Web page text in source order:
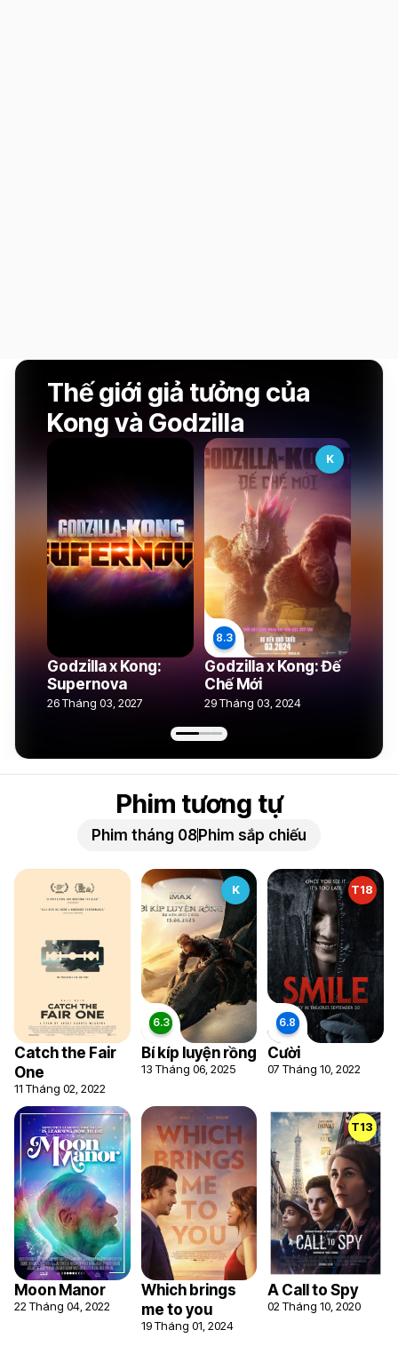
Thế giới giả tưởng của
Kong và Godzilla
Godzilla x Kong:
Supernova
26 Tháng 03, 2027
K
Godzilla x Kong: Đế
Chế Mới
29 Tháng 03, 2024
Phim tương tự
Phim tháng 08Phim sắp chiếu
Catch the Fair
One
11 Tháng 02, 2022
K
Bí kíp luyện rồng
13 Tháng 06, 2025
T18
Cười
07 Tháng 10, 2022
Moon Manor
22 Tháng 04, 2022
Which brings
me to you
19 Tháng 01, 2024
T13
A Call to Spy
02 Tháng 10, 2020